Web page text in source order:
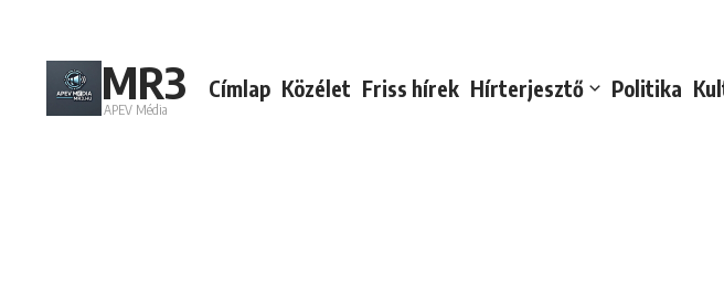
MR3
APEV Média
Címlap Közélet Friss hírek Hírterjesztő Politika